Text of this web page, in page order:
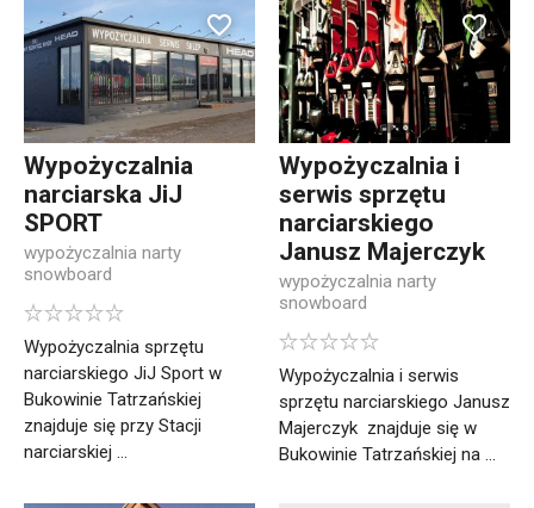
Wypożyczalnia
narciarska JiJ
SPORT
wypożyczalnia narty
snowboard
Wypożyczalnia sprzętu
narciarskiego JiJ Sport w
Bukowinie Tatrzańskiej
znajduje się przy Stacji
narciarskiej ...
Wypożyczalnia i
serwis sprzętu
narciarskiego
Janusz Majerczyk
wypożyczalnia narty
snowboard
Wypożyczalnia i serwis
sprzętu narciarskiego Janusz
Majerczyk znajduje się w
Bukowinie Tatrzańskiej na ...